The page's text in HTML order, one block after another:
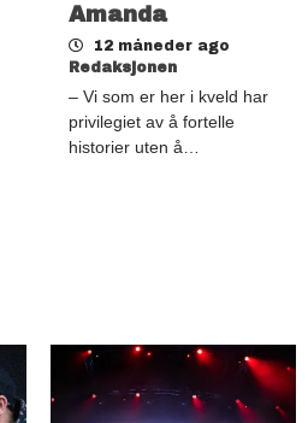
Amanda
12 måneder ago
Redaksjonen
– Vi som er her i kveld har
privilegiet av å fortelle
historier uten å…